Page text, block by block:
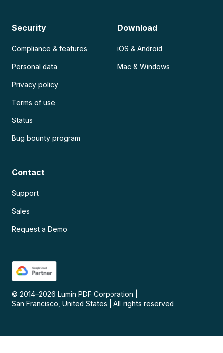
Security
Compliance & features
Personal data
Privacy policy
Terms of use
Status
Bug bounty program
Download
iOS & Android
Mac & Windows
Contact
Support
Sales
Request a Demo
© 2014–2026 Lumin PDF Corporation
San Francisco, United States
All rights reserved